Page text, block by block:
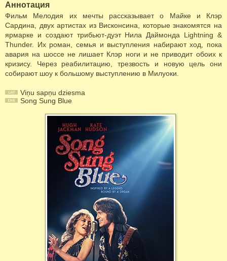
Аннотация
Фильм Мелодия их мечты рассказывает о Майке и Клэр
Сардина, двух артистах из Висконсина, которые знакомятся на
ярмарке и создают трибьют-дуэт Нила Даймонда Lightning &
Thunder. Их роман, семья и выступления набирают ход, пока
авария на шоссе не лишает Клэр ноги и не приводит обоих к
кризису. Через реабилитацию, трезвость и новую цель они
собирают шоу к большому выступлению в Милуоки.
Viņu sapņu dziesma
Song Sung Blue